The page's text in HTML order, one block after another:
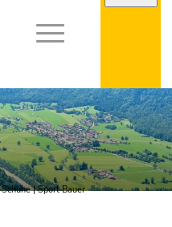
Schuhe | Sport Bauer